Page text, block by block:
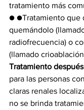
tratamiento más
● ●Tratamiento que
quemándolo
radiofrecuencia) o
(llamado
Tratamiento
para las personas
claras renales
no se brinda